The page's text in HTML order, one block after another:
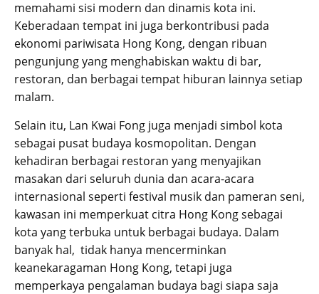
memahami sisi modern dan dinamis kota ini.
Keberadaan tempat ini juga berkontribusi pada
ekonomi pariwisata Hong Kong, dengan ribuan
pengunjung yang menghabiskan waktu di bar,
restoran, dan berbagai tempat hiburan lainnya setiap
malam.
Selain itu, Lan Kwai Fong juga menjadi simbol kota
sebagai pusat budaya kosmopolitan. Dengan
kehadiran berbagai restoran yang menyajikan
masakan dari seluruh dunia dan acara-acara
internasional seperti festival musik dan pameran seni,
kawasan ini memperkuat citra Hong Kong sebagai
kota yang terbuka untuk berbagai budaya. Dalam
banyak hal, tidak hanya mencerminkan
keanekaragaman Hong Kong, tetapi juga
memperkaya pengalaman budaya bagi siapa saja